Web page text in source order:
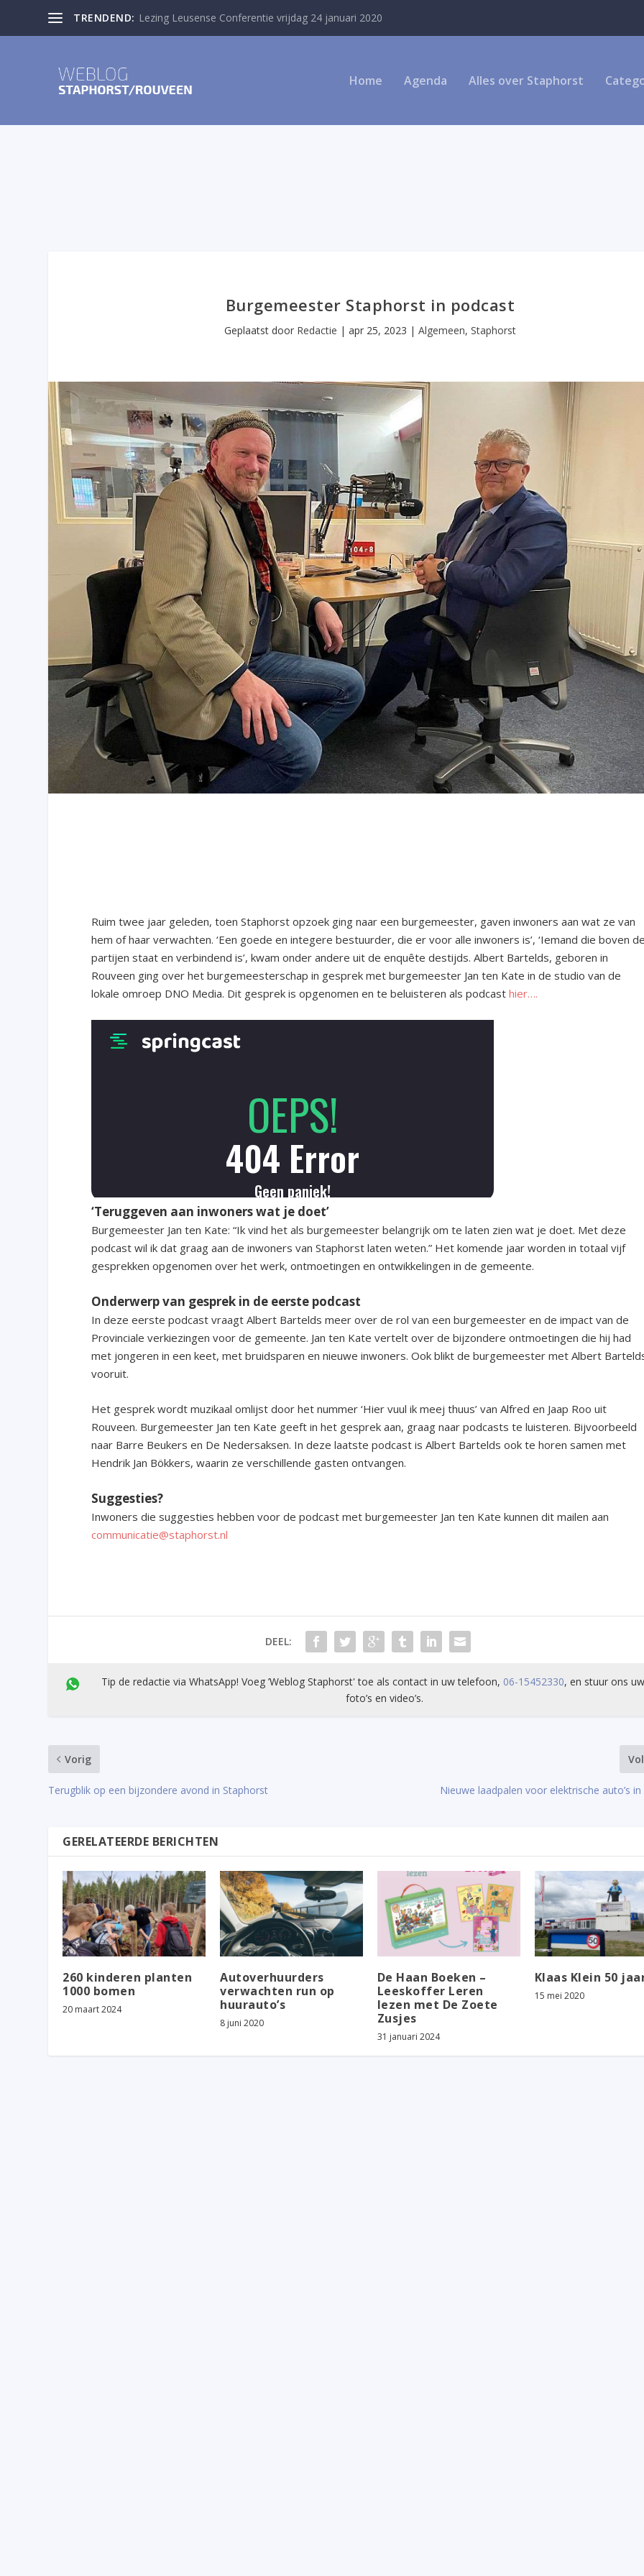
TRENDEND: Lezing Leusense Conferentie vrijdag 24 januari 2020
Home Agenda Alles over Staphorst
Burgemeester Staphorst in podcast
Geplaatst door Redactie | apr 25, 2023 | Algemeen, Staphorst
Ruim twee jaar geleden, toen Staphorst opzoek ging naar een burgemeester, gaven inwoners aan wat ze van
hem of haar verwachten. ‘Een goede en integere bestuurder, die er voor alle inwoners is’, ‘Iemand die boven
partijen staat en verbindend is’, kwam onder andere uit de enquête destijds. Albert Bartelds, geboren in
Rouveen ging over het burgemeesterschap in gesprek met burgemeester Jan ten Kate in de studio van de
lokale omroep DNO Media. Dit gesprek is opgenomen en te beluisteren als podcasthier….
‘Teruggeven aan inwoners wat je doet’
Burgemeester Jan ten Kate: “Ik vind het als burgemeester belangrijk om te laten zien wat je doet. Met deze
podcast wil ik dat graag aan de inwoners van Staphorst laten weten.” Het komende jaar worden in totaal vijf
gesprekken opgenomen over het werk, ontmoetingen en ontwikkelingen in de gemeente.
Onderwerp van gesprek in de eerste podcast
In deze eerste podcast vraagt Albert Bartelds meer over de rol van een burgemeester en de impact van de
Provinciale verkiezingen voor de gemeente. Jan ten Kate vertelt over de bijzondere ontmoetingen die hij had
met jongeren in een keet, met bruidsparen en nieuwe inwoners. Ook blikt de burgemeester met Albert
vooruit.
Het gesprek wordt muzikaal omlijst door het nummer ‘Hier vuul ik meej thuus’ van Alfred en Jaap Roo uit
Rouveen. Burgemeester Jan ten Kate geeft in het gesprek aan, graag naar podcasts te luisteren. Bijvoorbeeld
naar Barre Beukers en De Nedersaksen. In deze laatste podcast is Albert Bartelds ook te horen samen met
Hendrik Jan Bökkers, waarin ze verschillende gasten ontvangen.
Suggesties?
Inwoners die suggesties hebben voor de podcast met burgemeester Jan ten Kate kunnen dit mailen aan
communicatie@staphorst.nl
DEEL:
Tip de redactie via WhatsApp! Voeg ’Weblog Staphorst' toe als contact in uw telefoon, 06-15452330, en stuur ons
foto’s en video’s.
Vorig
Terugblik op een bijzondere avond in Staphorst Nieuwe laadpalen voor elektrische auto’s
GERELATEERDE BERICHTEN
260 kinderen planten
1000 bomen
20 maart 2024
Autoverhuurders
verwachten run op
huurauto’s
8 juni 2020
De Haan Boeken –
Leeskoffer Leren
lezen met De Zoete
Zusjes
31 januari 2024
Klaas Klein 50
15 mei 2020